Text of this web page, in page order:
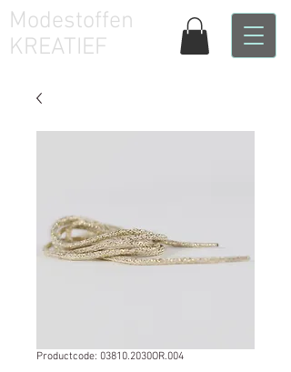
Modestoffen
KREATIEF
Productcode: 03810.2030OR.004